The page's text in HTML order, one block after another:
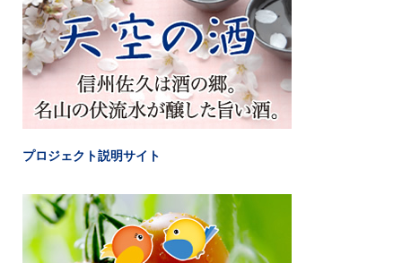
プロジェクト説明サイト